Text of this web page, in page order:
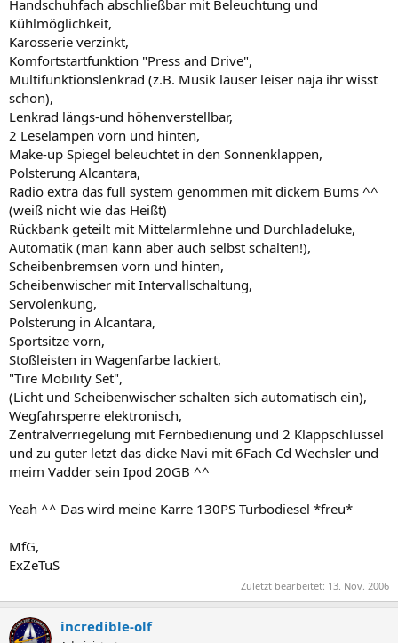
Handschuhfach abschließbar mit Beleuchtung und
Kühlmöglichkeit,
Karosserie verzinkt,
Komfortstartfunktion "Press and Drive",
Multifunktionslenkrad (z.B. Musik lauser leiser naja ihr wisst
schon),
Lenkrad längs-und höhenverstellbar,
2 Leselampen vorn und hinten,
Make-up Spiegel beleuchtet in den Sonnenklappen,
Polsterung Alcantara,
Radio extra das full system genommen mit dickem Bums ^^
(weiß nicht wie das Heißt)
Rückbank geteilt mit Mittelarmlehne und Durchladeluke,
Automatik (man kann aber auch selbst schalten!),
Scheibenbremsen vorn und hinten,
Scheibenwischer mit Intervallschaltung,
Servolenkung,
Polsterung in Alcantara,
Sportsitze vorn,
Stoßleisten in Wagenfarbe lackiert,
"Tire Mobility Set",
(Licht und Scheibenwischer schalten sich automatisch ein),
Wegfahrsperre elektronisch,
Zentralverriegelung mit Fernbedienung und 2 Klappschlüssel
und zu guter letzt das dicke Navi mit 6Fach Cd Wechsler und
meim Vadder sein Ipod 20GB ^^
Yeah ^^ Das wird meine Karre 130PS Turbodiesel *freu*
MfG,
ExZeTuS
Zuletzt bearbeitet: 13. Nov. 2006
incredible-olf